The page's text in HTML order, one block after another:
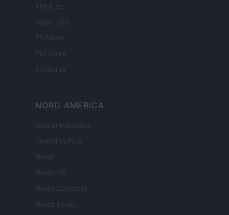
Think.es
Viajar 365
ES Newz
Pet Story
Encocina
NORD AMERICA
Womanmagazine
Investing Plus
Newz
Newz US
Newz California
Newz Texas